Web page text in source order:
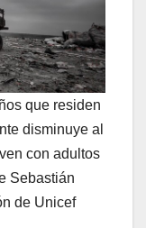
que residen
disminuye al
con adultos
Sebastián
de Unicef